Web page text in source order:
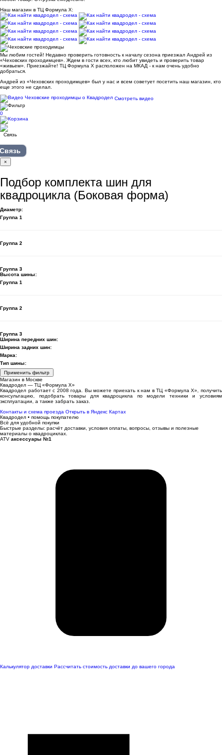
Наш магазин в ТЦ Формула Х:
Мы любим гостей! Недавно проверить готовность к началу сезона приезжал Андрей из
«Чеховских проходимцев». Ждем в гости всех, кто любит увидеть и проверить товар
«живьем». Приезжайте! ТЦ Формула Х расположен на МКАД - к нам очень удобно
добраться.
Андрей из «Чеховских проходимцев» был у нас и всем советует посетить наш магазин, кто
еще этого не сделал.
Смотреть видео
0
×
Подбор комплекта шин для
квадроцикла (Боковая форма)
Диаметр:
Группа 1
Группа 2
Группа 3
Высота шины:
Группа 1
Группа 2
Группа 3
Ширина передних шин:
Ширина задних шин:
Марка:
Тип шины:
Применить фильтр
Магазин в Москве
Квадродел — ТЦ «Формула Х»
Квадродел работает с 2008 года. Вы можете приехать к нам в ТЦ «Формула Х», получить
консультацию, подобрать товары для квадроцикла по модели техники и условиям
эксплуатации, а также забрать заказ.
Контакты и схема проезда Открыть в Яндекс Картах
Квадродел • помощь покупателю
Всё для удобной покупки
Быстрые разделы: расчёт доставки, условия оплаты, вопросы, отзывы и полезные
материалы о квадроциклах.
ATV аксессуары №1
Калькулятор доставки Рассчитать стоимость доставки до вашего города